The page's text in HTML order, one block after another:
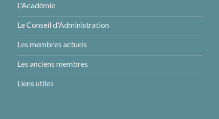
L'Académie
Le Conseil d'Administration
Les membres actuels
Les anciens membres
Liens utiles